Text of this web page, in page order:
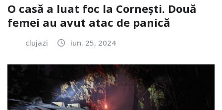
O casă a luat foc la Cornești. Două
femei au avut atac de panică
clujazi iun. 25, 2024